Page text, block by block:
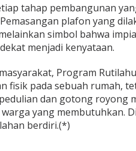
tahap pembangunan
plafon yang
simbol bahwa
menjadi kenyataan.
Program
fisik pada sebuah rumah,
dan gotong royong
yang membutuhkan.
berdiri.(*)